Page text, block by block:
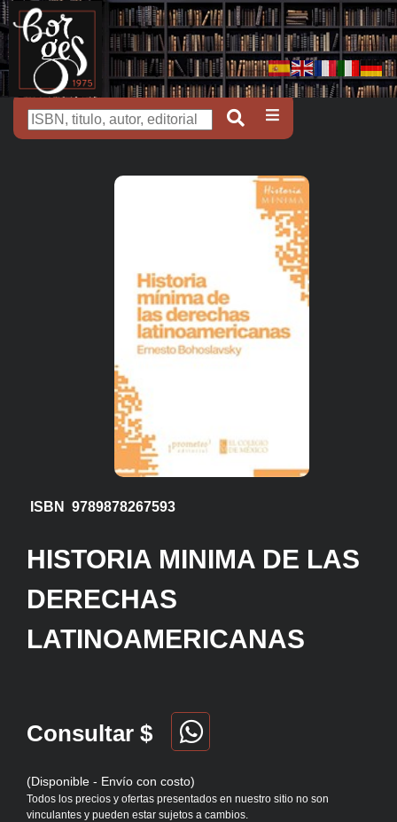
ISBN 9789878267593
HISTORIA MINIMA DE LAS
DERECHAS
LATINOAMERICANAS
Consultar $
(Disponible - Envío con costo)
Todos los precios y ofertas presentados en nuestro sitio no son
vinculantes y pueden estar sujetos a cambios.